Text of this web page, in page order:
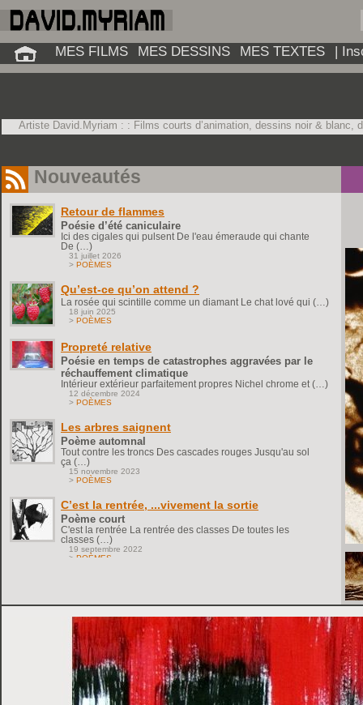
Nouveautés
Retour de flammes
Poésie d’été caniculaire
Ici des cigales qui pulsent De l'eau émeraude qui chante
De (…)
31 juillet 2026
> POÈMES
Qu’est-ce qu’on attend ?
La rosée qui scintille comme un diamant Le chat lové qui (…)
18 juin 2025
> POÈMES
Propreté relative
Poésie en temps de catastrophes aggravées par le
réchauffement climatique
Intérieur extérieur parfaitement propres Nichel chrome et (…)
12 décembre 2024
> POÈMES
Les arbres saignent
Poème automnal
Tout contre les troncs Des cascades rouges Jusqu'au sol
ça (…)
15 novembre 2023
> POÈMES
C’est la rentrée, ...vivement la sortie
Poème court
C'est la rentrée La rentrée des classes De toutes les
classes (…)
19 septembre 2022
> POÈMES
Artiste David.Myriam : : Films courts d’animation, dessins noir & blanc,
MES FILMS MES DESSINS MES TEXTES |